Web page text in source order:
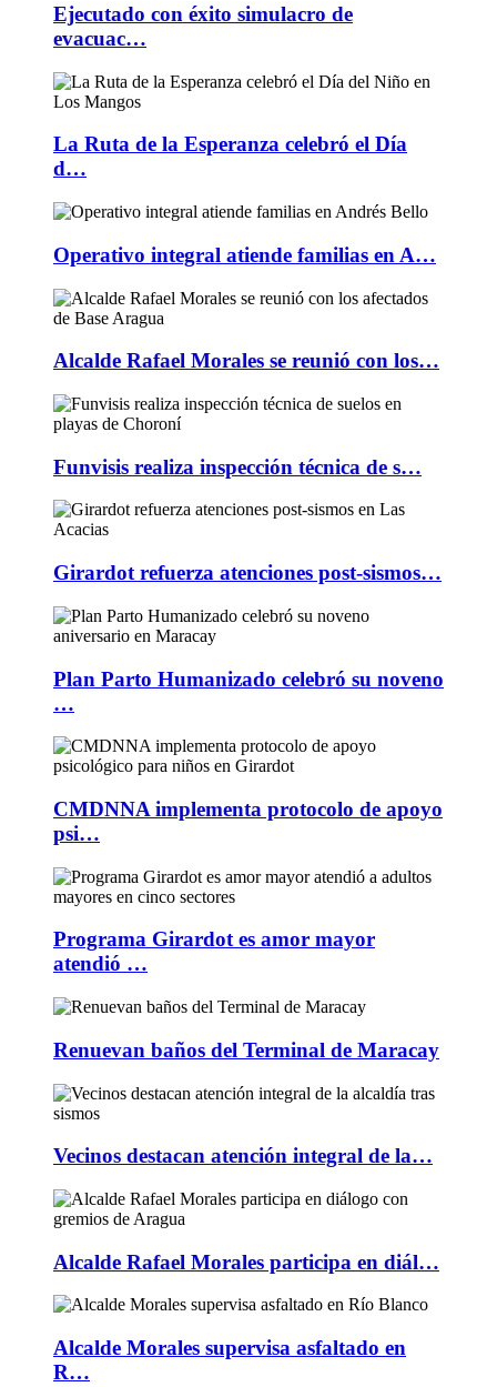
Ejecutado con éxito simulacro de
evacuac…
La Ruta de la Esperanza celebró el Día
d…
Operativo integral atiende familias en A…
Alcalde Rafael Morales se reunió con los…
Funvisis realiza inspección técnica de s…
Girardot refuerza atenciones post-sismos…
Plan Parto Humanizado celebró su noveno
…
CMDNNA implementa protocolo de apoyo
psi…
Programa Girardot es amor mayor
atendió …
Renuevan baños del Terminal de Maracay
Vecinos destacan atención integral de la…
Alcalde Rafael Morales participa en diál…
Alcalde Morales supervisa asfaltado en
R…